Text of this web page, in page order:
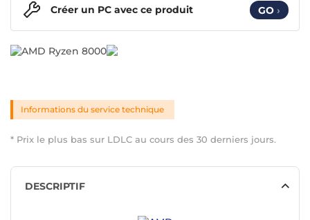
* Prix le plus bas sur LDLC au cours des 30 derniers jours.
Créer un PC avec ce produit GO ›
Informations du service technique
DESCRIPTIF